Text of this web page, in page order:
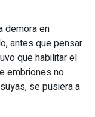
demora en
antes que pensar
que habilitar el
embriones no
se pusiera a